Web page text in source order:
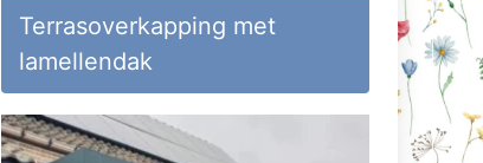
Huisvlijt
Terrasoverkapping met
lamellendak